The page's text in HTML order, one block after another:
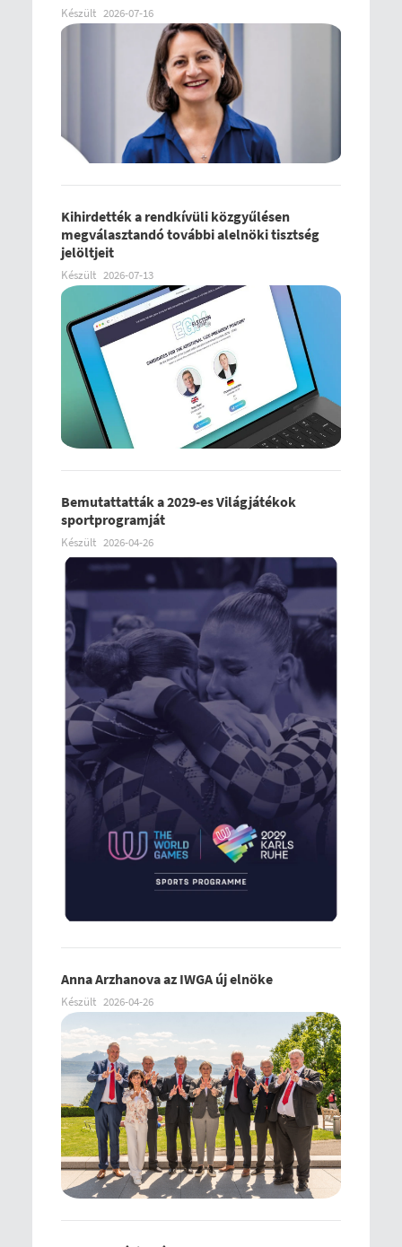
Készült 2026-07-16
Kihirdették a rendkívüli közgyűlésen
megválasztandó további alelnöki tisztség
jelöltjeit
Készült 2026-07-13
Bemutattatták a 2029-es Világjátékok
sportprogramját
Készült 2026-04-26
Anna Arzhanova az IWGA új elnöke
Készült 2026-04-26